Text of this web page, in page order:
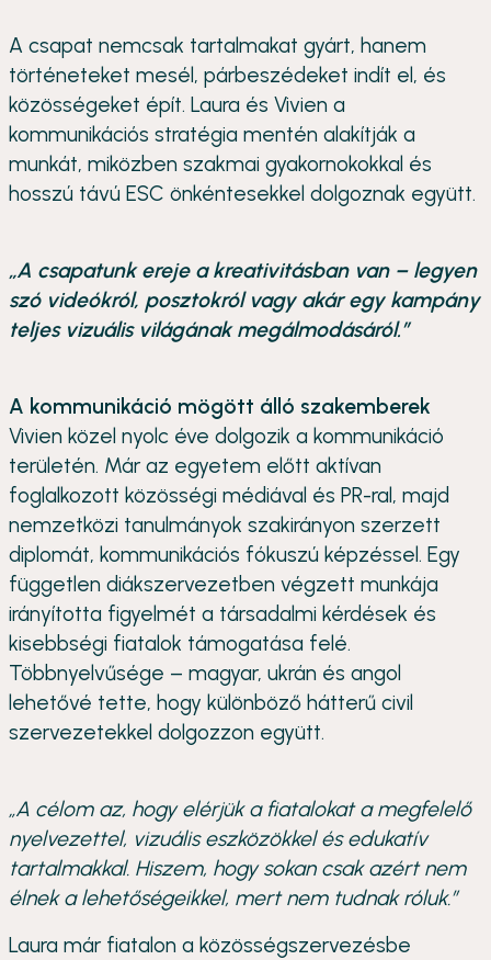
A csapat nemcsak tartalmakat gyárt, hanem
történeteket mesél, párbeszédeket indít el, és
közösségeket épít. Laura és Vivien a
kommunikációs stratégia mentén alakítják a
munkát, miközben szakmai gyakornokokkal és
hosszú távú ESC önkéntesekkel dolgoznak együtt.
„A csapatunk ereje a kreativitásban van – legyen
szó videókról, posztokról vagy akár egy kampány
teljes vizuális világának megálmodásáról.”
A kommunikáció mögött álló szakemberek
Vivien közel nyolc éve dolgozik a kommunikáció
területén. Már az egyetem előtt aktívan
foglalkozott közösségi médiával és PR-ral, majd
nemzetközi tanulmányok szakirányon szerzett
diplomát, kommunikációs fókuszú képzéssel. Egy
független diákszervezetben végzett munkája
irányította figyelmét a társadalmi kérdések és
kisebbségi fiatalok támogatása felé.
Többnyelvűsége – magyar, ukrán és angol
lehetővé tette, hogy különböző hátterű civil
szervezetekkel dolgozzon együtt.
„A célom az, hogy elérjük a fiatalokat a megfelelő
nyelvezettel, vizuális eszközökkel és edukatív
tartalmakkal. Hiszem, hogy sokan csak azért nem
élnek a lehetőségeikkel, mert nem tudnak róluk.”
Laura már fiatalon a közösségszervezésbe